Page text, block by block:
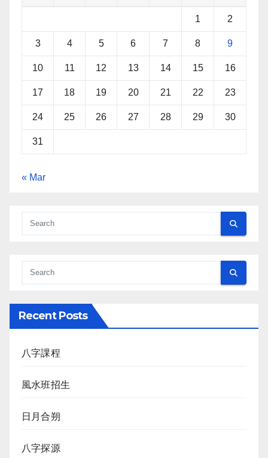
1 2
3 4 5 6 7 8 9
10 11 12 13 14 15 16
17 18 19 20 21 22 23
24 25 26 27 28 29 30
31
« Mar
Recent Posts
八字課程
風水班招生
日月合朔
八字探源